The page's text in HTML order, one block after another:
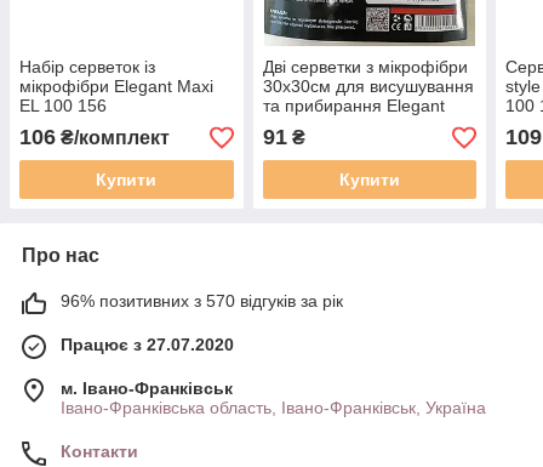
Набір серветок із
мікрофібри Elegant Maxi
EL 100 156
106 ₴/комплект
Купити
Дві серветки з мікрофібри
30х30см для висушування
та прибирання Elegant
Maxi EL 100 141
91₴
Купити
100
см
109
Про нас
96% позитивних з 570 відгуків за рік
Працює з 27.07.2020
м. Івано-Франківськ
Івано-Франківська область, Івано-Франківськ, Україна
Контакти